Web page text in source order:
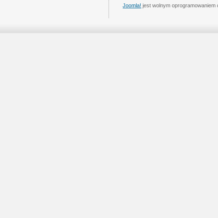
Joomla! jest wolnym